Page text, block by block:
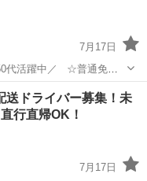
7月17日
代活躍中／ ☆普通免許
にかく稼ぎたい」 「安
ドライバー募集！未
行直帰OK！
7月17日